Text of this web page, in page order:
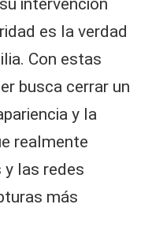
es la verdad
Con estas
busca cerrar un
y la
realmente
las redes
más